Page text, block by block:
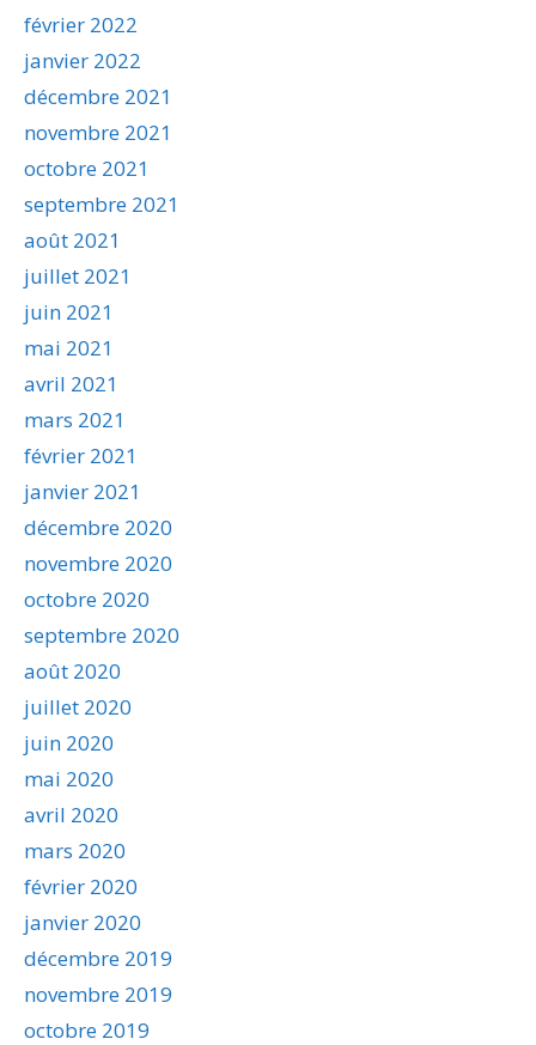
février 2022
janvier 2022
décembre 2021
novembre 2021
octobre 2021
septembre 2021
août 2021
juillet 2021
juin 2021
mai 2021
avril 2021
mars 2021
février 2021
janvier 2021
décembre 2020
novembre 2020
octobre 2020
septembre 2020
août 2020
juillet 2020
juin 2020
mai 2020
avril 2020
mars 2020
février 2020
janvier 2020
décembre 2019
novembre 2019
octobre 2019